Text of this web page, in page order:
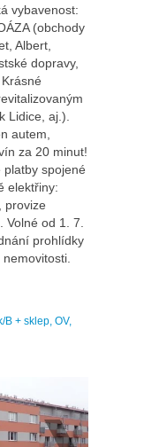
vybavenost:
(obchody
Albert,
dopravy,
Lidice, aj.).
autem,
za 20 minut!
platby spojené
elektřiny:
provize
od 1. 7.
prohlídky
B + sklep, OV,